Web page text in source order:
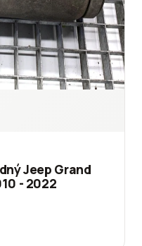
Jeep Grand
- 2022